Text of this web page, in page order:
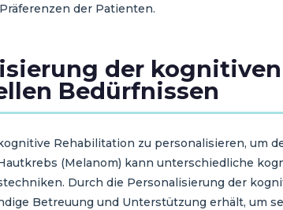
der Patienten.
der
Bedürfnissen
Rehabilitation zu personalisieren, um
(Melanom) kann unterschiedliche
Durch die Personalisierung der
Betreuung und Unterstützung erhält, um